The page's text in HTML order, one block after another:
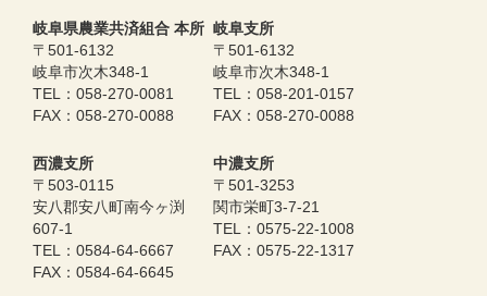
岐阜県農業共済組合 本所
〒501-6132
岐阜市次木348-1
TEL：058-270-0081
FAX：058-270-0088
岐阜支所
〒501-6132
岐阜市次木348-1
TEL：058-201-0157
FAX：058-270-0088
西濃支所
〒503-0115
安八郡安八町南今ヶ渕
607-1
TEL：0584-64-6667
FAX：0584-64-6645
中濃支所
〒501-3253
関市栄町3-7-21
TEL：0575-22-1008
FAX：0575-22-1317